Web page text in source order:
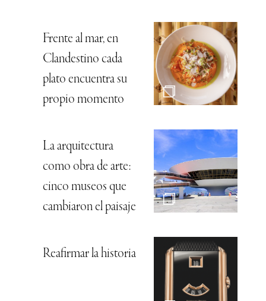
Frente al mar, en
Clandestino cada
plato encuentra su
propio momento
La arquitectura
como obra de arte:
cinco museos que
cambiaron el paisaje
Reafirmar la historia